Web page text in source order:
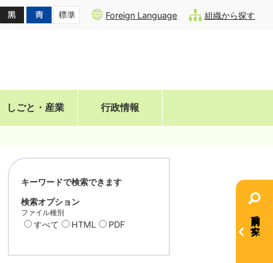
Foreign Language 組織から探す
しごと・産業 行政情報
目的別で探す
キーワードで検索できます
検索オプション
ファイル種別
すべて HTML PDF